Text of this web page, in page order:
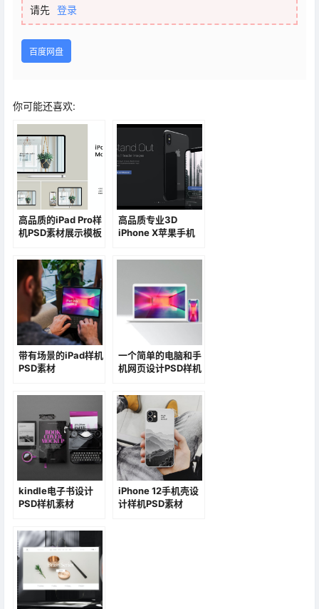
请先 登录
百度网盘
你可能还喜欢:
高品质的iPad Pro样
机PSD素材展示模板
高品质专业3D
iPhone X苹果手机
带有场景的iPad样机
PSD素材
一个简单的电脑和手
机网页设计PSD样机
kindle电子书设计
PSD样机素材
iPhone 12手机壳设
计样机PSD素材